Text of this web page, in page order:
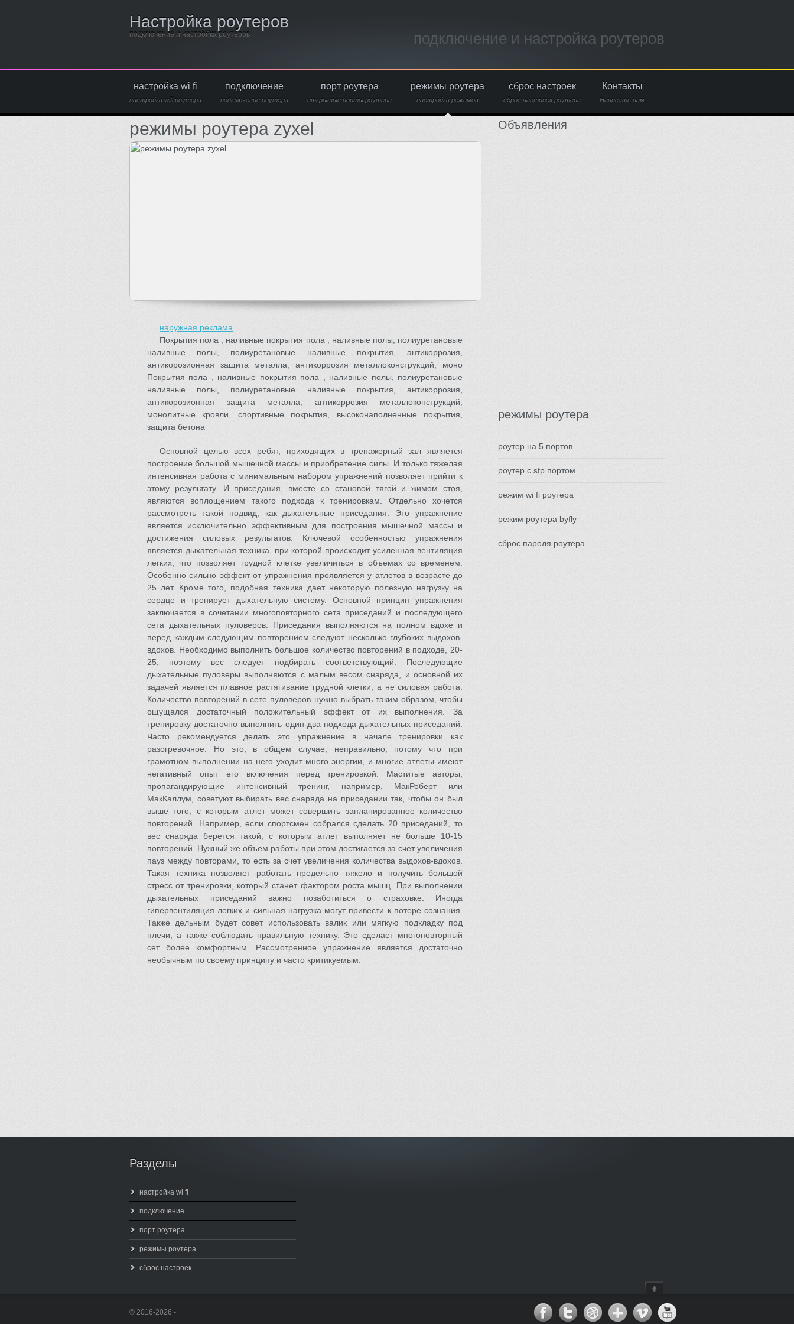
Настройка роутеров
подключение и настройка роутеров подключение и настройка роутеров
настройка wi fi
настройка wifi роутера
подключение
подключение роутера
порт роутера
открытые порты роутера
режимы роутера
настройка режимов
сброс настроек
сброс настроек роутера
Контакты
Написать нам
режимы роутера zyxel
наружная реклама
Покрытия пола , наливные покрытия пола , наливные полы, полиуретановые
наливные полы, полиуретановые наливные покрытия, антикоррозия,
антикорозионная защита металла, антикоррозия металлоконструкций, моно
Покрытия пола , наливные покрытия пола , наливные полы, полиуретановые
наливные полы, полиуретановые наливные покрытия, антикоррозия,
антикорозионная защита металла, антикоррозия металлоконструкций,
монолитные кровли, спортивные покрытия, высоконаполненные покрытия,
защита бетона
Основной целью всех ребят, приходящих в тренажерный зал является
построение большой мышечной массы и приобретение силы. И только тяжелая
интенсивная работа с минимальным набором упражнений позволяет прийти к
этому результату. И приседания, вместе со становой тягой и жимом стоя,
являются воплощением такого подхода к тренировкам. Отдельно хочется
рассмотреть такой подвид, как дыхательные приседания. Это упражнение
является исключительно эффективным для построения мышечной массы и
достижения силовых результатов. Ключевой особенностью упражнения
является дыхательная техника, при которой происходит усиленная вентиляция
легких, что позволяет грудной клетке увеличиться в объемах со временем.
Особенно сильно эффект от упражнения проявляется у атлетов в возрасте до
25 лет. Кроме того, подобная техника дает некоторую полезную нагрузку на
сердце и тренирует дыхательную систему. Основной принцип упражнения
заключается в сочетании многоповторного сета приседаний и последующего
сета дыхательных пуловеров. Приседания выполняются на полном вдохе и
перед каждым следующим повторением следуют несколько глубоких выдохов-
вдохов. Необходимо выполнить большое количество повторений в подходе, 20-
25, поэтому вес следует подбирать соответствующий. Последующие
дыхательные пуловеры выполняются с малым весом снаряда, и основной их
задачей является плавное растягивание грудной клетки, а не силовая работа.
Количество повторений в сете пуловеров нужно выбрать таким образом, чтобы
ощущался достаточный положительный эффект от их выполнения. За
тренировку достаточно выполнить один-два подхода дыхательных приседаний.
Часто рекомендуется делать это упражнение в начале тренировки как
разогревочное. Но это, в общем случае, неправильно, потому что при
грамотном выполнении на него уходит много энергии, и многие атлеты имеют
негативный опыт его включения перед тренировкой. Маститые авторы,
пропагандирующие интенсивный тренинг, например, МакРоберт или
МакКаллум, советуют выбирать вес снаряда на приседании так, чтобы он был
выше того, с которым атлет может совершить запланированное количество
повторений. Например, если спортсмен собрался сделать 20 приседаний, то
вес снаряда берется такой, с которым атлет выполняет не больше 10-15
повторений. Нужный же объем работы при этом достигается за счет увеличения
пауз между повторами, то есть за счет увеличения количества выдохов-вдохов.
Такая техника позволяет работать предельно тяжело и получить большой
стресс от тренировки, который станет фактором роста мышц. При выполнении
дыхательных приседаний важно позаботиться о страховке. Иногда
гипервентиляция легких и сильная нагрузка могут привести к потере сознания.
Также дельным будет совет использовать валик или мягкую подкладку под
плечи, а также соблюдать правильную технику. Это сделает многоповторный
сет более комфортным. Рассмотренное упражнение является достаточно
необычным по своему принципу и часто критикуемым.
Объявления
режимы роутера
роутер на 5 портов
роутер с sfp портом
режим wi fi роутера
режим роутера byfly
сброс пароля роутера
Разделы
настройка wi fi
подключение
порт роутера
режимы роутера
сброс настроек
© 2016-2026 -